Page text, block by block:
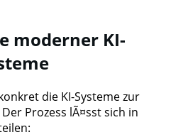
moderner KI-
die KI-Systeme zur
Prozess lÃ¤sst sich in